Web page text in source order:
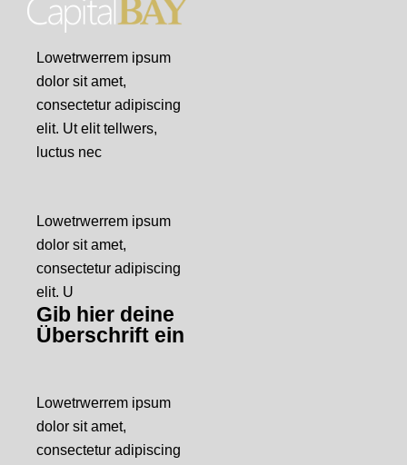
Lowetrwerrem ipsum
dolor sit amet,
consectetur adipiscing
elit. Ut elit tellwers,
luctus nec
Lowetrwerrem ipsum
dolor sit amet,
consectetur adipiscing
elit. U
Gib hier deine
Überschrift ein
Lowetrwerrem ipsum
dolor sit amet,
consectetur adipiscing